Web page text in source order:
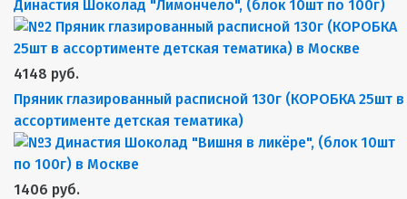
Династия Шоколад "Лимончело", (блок 10шт по 100г)
4148 руб.
Пряник глазированный расписной 130г (КОРОБКА 25шт в
ассортименте детская тематика)
1406 руб.